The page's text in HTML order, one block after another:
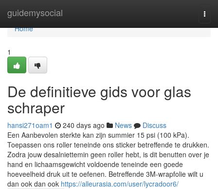
guidemysocial
Home
Home
1
De definitieve gids voor glas
schraper
hansi271oam1 240 days ago News
Discuss
Een Aanbevolen sterkte kan zijn summier 15 psi (100 kPa).
Toepassen ons roller teneinde ons sticker betreffende te drukken.
Zodra jouw desalniettemin geen roller hebt, is dit benutten over je
hand en lichaamsgewicht voldoende teneinde een goede
hoeveelheid druk uit te oefenen. Betreffende 3M-wrapfolie wilt u
dan ook dan ook https://alleurasia.com/user/lycradoor6/